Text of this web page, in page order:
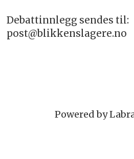
Debattinnlegg sendes til:
post@blikkenslagere.no
Powered by